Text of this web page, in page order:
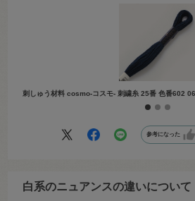
「オカダヤ ブログ コスモ 白黒」で検索
※視覚環境により画像と実物のお色が異なる
刺しゅう材料 cosmo-コスモ- 刺繍糸 25番 色番602
参考になった
白系のニュアンスの違いについて